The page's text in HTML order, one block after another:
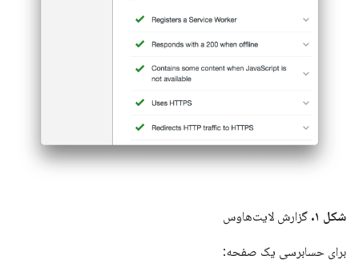
شکل ۱. گزارش لایت‌هاوس
برای حسابرسی یک صفحه: